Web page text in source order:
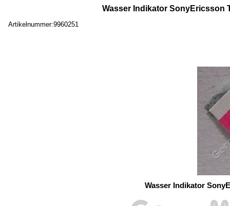
Wasser Indikator SonyEricsson
Artikelnummer:9960251
Wasser Indikator